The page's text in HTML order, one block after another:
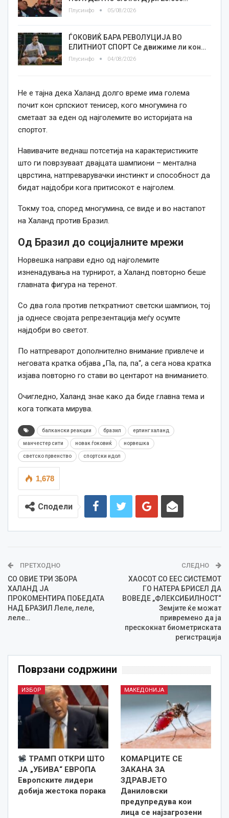
Плусинфо 05/08/2026
ЃОКОВИЌ БАРА РЕВОЛУЦИЈА ВО
ЕЛИТНИОТ СПОРТ Се движиме ли кон…
Плусинфо 04/08/2026
Не е тајна дека Халанд долго време има голема
почит кон српскиот тенисер, кого многумина го
сметаат за еден од најголемите во историјата на
спортот.
Навивачите веднаш потсетија на карактеристиките
што ги поврзуваат двајцата шампиони – ментална
цврстина, натпреварувачки инстинкт и способност да
бидат најдобри кога притисокот е најголем.
Токму тоа, според многумина, се виде и во настапот
на Халанд против Бразил.
Од Бразил до социјалните мрежи
Норвешка направи едно од најголемите
изненадувања на турнирот, а Халанд повторно беше
главната фигура на теренот.
Со два гола против петкратниот светски шампион, тој
ја однесе својата репрезентација меѓу осумте
најдобри во светот.
По натпреварот дополнително внимание привлече и
неговата кратка објава „Па, па, па“, а сега нова кратка
изјава повторно го стави во центарот на вниманието.
Очигледно, Халанд знае како да биде главна тема и
кога топката мирува.
балкански реакции бразил ерлинг халанд
манчестер сити новак ѓоковиќ норвешка
светско првенство спортски идол
1,678
Сподели
ПРЕТХОДНО
СО ОВИЕ ТРИ ЗБОРА
ХАЛАНД ЈА
ПРОКОМЕНТИРА ПОБЕДАТА
НАД БРАЗИЛ Леле, леле,
леле…
СЛЕДНО
ХАОСОТ СО ЕЕС СИСТЕМОТ
ГО НАТЕРА БРИСЕЛ ДА
ВОВЕДЕ „ФЛЕКСИБИЛНОСТ“
Земјите ќе можат
привремено да ја
прескокнат биометриската
регистрација
Поврзани содржини
ИЗБОР
ТРАМП ОТКРИ ШТО
ЈА „УБИВА“ ЕВРОПА
Европските лидери
добија жестока порака
МАКЕДОНИЈА
КОМАРЦИТЕ СЕ
ЗАКАНА ЗА
ЗДРАВЈЕТО
Даниловски
предупредува кои
лица се најзагрозени